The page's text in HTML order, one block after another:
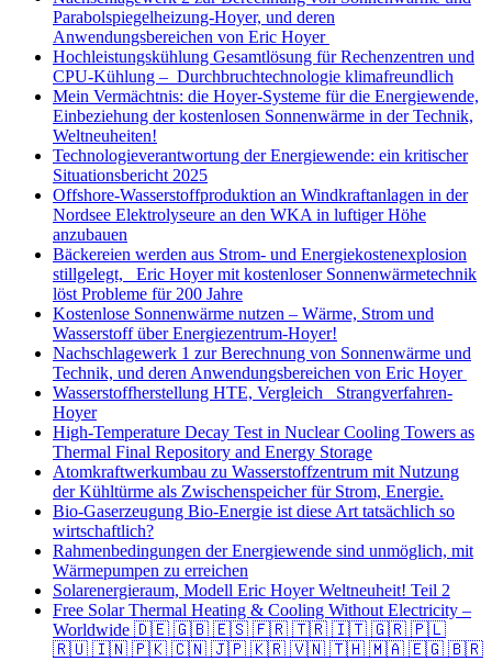
Parabolspiegelheizung-Hoyer, und deren
Anwendungsbereichen von Eric Hoyer
Hochleistungskühlung Gesamtlösung für Rechenzentren und
CPU-Kühlung – Durchbruchtechnologie klimafreundlich
Mein Vermächtnis: die Hoyer-Systeme für die Energiewende,
Einbeziehung der kostenlosen Sonnenwärme in der Technik,
Weltneuheiten!
Technologieverantwortung der Energiewende: ein kritischer
Situationsbericht 2025
Offshore-Wasserstoffproduktion an Windkraftanlagen in der
Nordsee Elektrolyseure an den WKA in luftiger Höhe
anzubauen
Bäckereien werden aus Strom- und Energiekostenexplosion
stillgelegt, Eric Hoyer mit kostenloser Sonnenwärmetechnik
löst Probleme für 200 Jahre
Kostenlose Sonnenwärme nutzen – Wärme, Strom und
Wasserstoff über Energiezentrum-Hoyer!
Nachschlagewerk 1 zur Berechnung von Sonnenwärme und
Technik, und deren Anwendungsbereichen von Eric Hoyer
Wasserstoffherstellung HTE, Vergleich Strangverfahren-
Hoyer
High-Temperature Decay Test in Nuclear Cooling Towers as
Thermal Final Repository and Energy Storage
Atomkraftwerkumbau zu Wasserstoffzentrum mit Nutzung
der Kühltürme als Zwischenspeicher für Strom, Energie.
Bio-Gaserzeugung Bio-Energie ist diese Art tatsächlich so
wirtschaftlich?
Rahmenbedingungen der Energiewende sind unmöglich, mit
Wärmepumpen zu erreichen
Solarenergieraum, Modell Eric Hoyer Weltneuheit! Teil 2
Free Solar Thermal Heating & Cooling Without Electricity –
Worldwide 🇩🇪 🇬🇧 🇪🇸 🇫🇷 🇹🇷 🇮🇹 🇬🇷 🇵🇱
🇷🇺 🇮🇳 🇵🇰 🇨🇳 🇯🇵 🇰🇷 🇻🇳 🇹🇭 🇲🇦 🇪🇬 🇧🇷